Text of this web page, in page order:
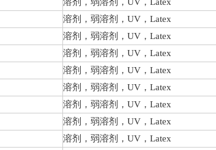
溶剂，弱溶剂，UV，Latex
溶剂，弱溶剂，UV，Latex
溶剂，弱溶剂，UV，Latex
溶剂，弱溶剂，UV，Latex
溶剂，弱溶剂，UV，Latex
溶剂，弱溶剂，UV，Latex
溶剂，弱溶剂，UV，Latex
溶剂，弱溶剂，UV，Latex
溶剂，弱溶剂，UV，Latex